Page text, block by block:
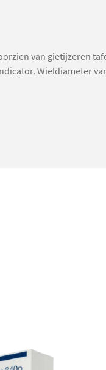
van gietijzeren
Wieldiameter